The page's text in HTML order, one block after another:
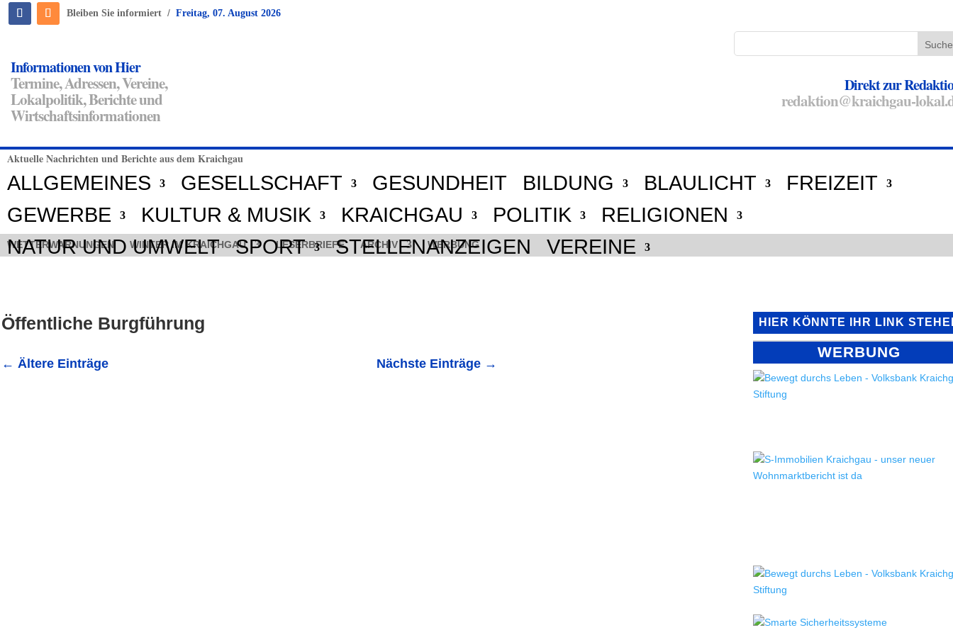
Bleiben Sie informiert / Freitag, 07. August 2026
Informationen von Hier
Termine, Adressen, Vereine,
Lokalpolitik, Berichte und
Wirtschaftsinformationen
Direkt zur
redaktion@kraichgau-
Aktuelle Nachrichten und Berichte aus dem Kraichgau
ALLGEMEINES GESELLSCHAFT GESUNDHEIT BILDUNG BLAULICHT
FREIZEIT
GEWERBE
KULTUR & MUSIK KRAICHGAU POLITIK
RELIGIONEN
NATUR UND UMWELT
SPORT STELLENANZEIGEN VEREINE
WETTERWARNUNGEN WINTER IM KRAICHGAU LESERBRIEFE ARCHIV WERBUNG
Öffentliche Burgführung
← Ältere Einträge Nächste Einträge→
HIER KÖNNTE IHR LINK
WERBUNG